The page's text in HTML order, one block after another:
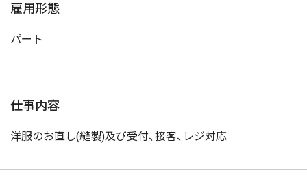
雇用形態
パート
仕事内容
洋服のお直し(縫製)及び受付、接客、レジ対応